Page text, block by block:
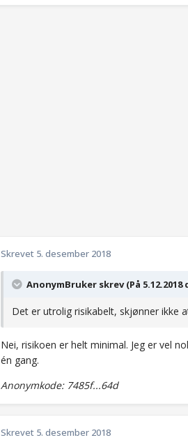
Skrevet 5. desember 2018
AnonymBruker skrev (På 5.12.2018
Det er utrolig risikabelt, skjønner ikke
Nei, risikoen er helt minimal. Jeg er vel
én gang.
Anonymkode: 7485f...64d
Skrevet 5. desember 2018